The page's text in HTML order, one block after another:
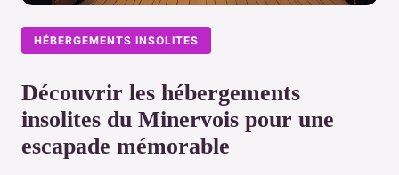
HÉBERGEMENTS INSOLITES
Découvrir les hébergements
insolites du Minervois pour une
escapade mémorable